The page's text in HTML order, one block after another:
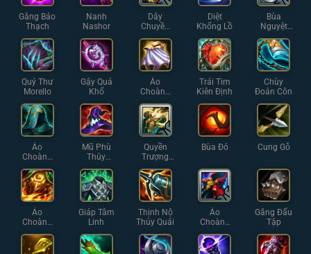
Găng Bảo
Thạch
Nanh
Nashor
Dây
Chuyền
Iron Solari
Diệt
Khổng Lồ
Bùa
Nguyệt
Thạch
Quỷ Thư
Morello
Gậy Quá
Khổ
Áo
Choàng
Bạc
Trái Tim
Kiên Định
Chùy
Đoản Côn
Áo
Choàng
Thủy
Ngân
Mũ Phù
Thủy
Rabadon
Quyền
Trượng
Thánh
Quang
Bùa Đỏ Cung Gỗ
Áo
Choàng
Lửa
Giáp Tâm
Linh
Thịnh Nộ
Thủy Quái
Áo
Choàng
Tĩnh Lặng
Găng Đấu
Tập